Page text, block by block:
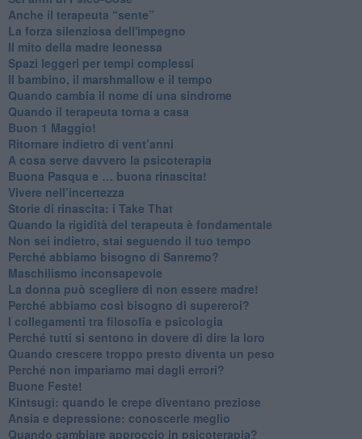
​Anche il terapeuta “sente”
​La forza silenziosa dell'impegno
​Il mito della madre leonessa
Spazi leggeri per tempi complessi
Il bambino, il marshmallow e il tempo
​Quando cambia il nome di una sindrome
​Quando il terapeuta torna a casa
​Buon 1 Maggio!
Ritornare indietro di vent’anni
​A cosa serve davvero la psicoterapia
​Buona Pasqua e … buona rinascita!
​Vivere nell’incertezza
​Storie di rinascita: i Take That
​Quando la rigidità del terapeuta è fondamentale
​Non sei indietro, stai seguendo il tuo tempo
​Perché abbiamo bisogno di Sanremo?
​Maschilismo inconsapevole
​La donna può scegliere di non essere madre!
​Perché abbiamo così bisogno di supereroi?
​I collegamenti tra filosofia e psicologia
​Perché tutti si sentono in dovere di dire la loro
​Quando crescere troppo presto diventa un peso
​Perché non impariamo mai dagli errori?
​Buone Feste!
​Kintsugi: quando le crepe diventano preziose
Ansia e depressione: conoscerle meglio
Quando cambiare approccio in psicoterapia?